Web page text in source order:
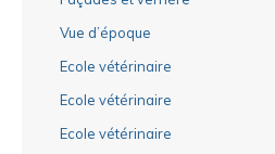
Vue d’époque
Ecole vétérinaire
Ecole vétérinaire
Ecole vétérinaire